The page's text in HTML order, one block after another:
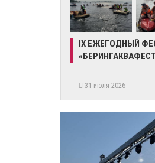
IX ЕЖЕГОДНЫЙ
31 июля 2026